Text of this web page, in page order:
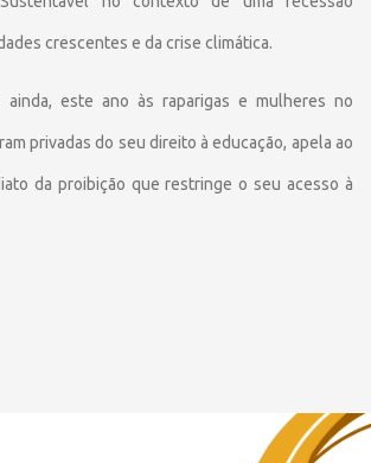
crescentes e da crise climática.
ainda, este ano às raparigas e mulheres no
privadas do seu direito à educação, apela ao
da proibição que restringe o seu acesso à